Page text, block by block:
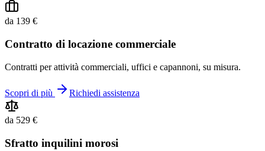
da 139 €
Contratto di locazione commerciale
Contratti per attività commerciali, uffici e capannoni, su misura.
Scopri di più Richiedi assistenza
da 529 €
Sfratto inquilini morosi